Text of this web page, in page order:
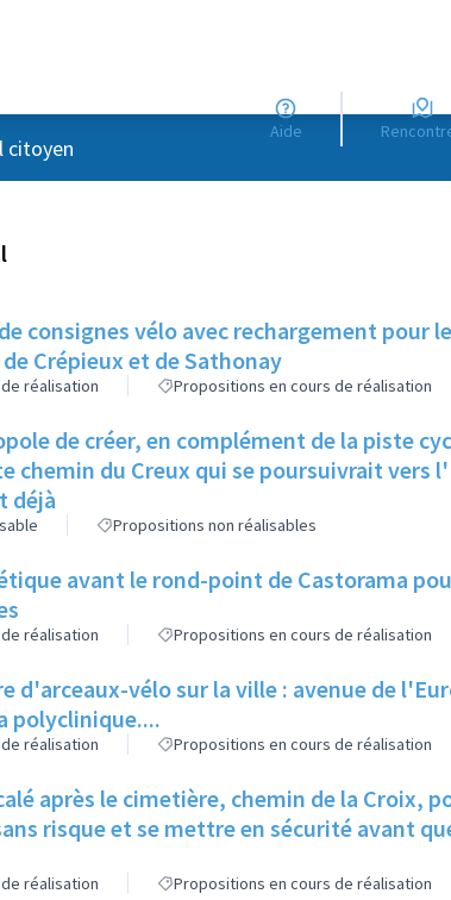
Aide
citoyen
consignes vélo avec rechargement pour
Crépieux et de Sathonay
réalisation Propositions en cours de réalisation
de créer, en complément de la piste
chemin du Creux qui se poursuivrait vers
déjà
Propositions non réalisables
avant le rond-point de Castorama
réalisation Propositions en cours de réalisation
d'arceaux-vélo sur la ville : avenue de
polyclinique....
réalisation Propositions en cours de réalisation
après le cimetière, chemin de la Croix,
risque et se mettre en sécurité avant
réalisation Propositions en cours de réalisation